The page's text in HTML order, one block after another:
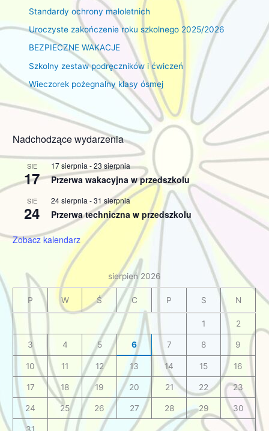
Standardy ochrony małoletnich
Uroczyste zakończenie roku szkolnego 2025/2026
BEZPIECZNE WAKACJE
Szkolny zestaw podręczników i ćwiczeń
Wieczorek pożegnalny klasy ósmej
Nadchodzące wydarzenia
SIE
17
17 sierpnia -23 sierpnia
Przerwa wakacyjna w przedszkolu
SIE
24
24 sierpnia -31 sierpnia
Przerwa techniczna w przedszkolu
Zobacz kalendarz
sierpień 2026
P W Ś C P S N
1 2
3 4 5 6 7 8 9
10 11 12 13 14 15 16
17 18 19 20 21 22 23
24 25 26 27 28 29 30